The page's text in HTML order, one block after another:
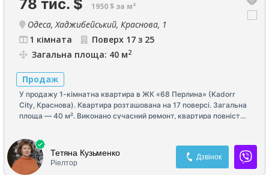
78 тис. $ 1950 $ за м²
Одеса, Хаджибейський, Краснова, 1
1 кімната
Поверх 17 з 25
Загальна площа: 40 м2
Продаж
У продажу 1-кімнатна квартира в ЖК «68 Перлина» (Kadorr
City, Краснова). Квартира розташована на 17 поверсі. Загальна
площа — 40 м². Виконано сучасний ремонт, квартира повністю
заїжджати та жити без додаткових витрат. Чудовий варіант як
для власного проживання, так і для інвестиції під оренду.
Телефонуйте, щоб дізнатися більше та домовитися про
перегляд!
Тетяна Кузьменко
Ріелтор
Дзвінок